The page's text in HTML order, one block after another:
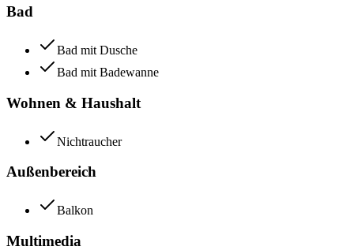
Bad
Bad mit Dusche
Bad mit Badewanne
Wohnen & Haushalt
Nichtraucher
Außenbereich
Balkon
Multimedia